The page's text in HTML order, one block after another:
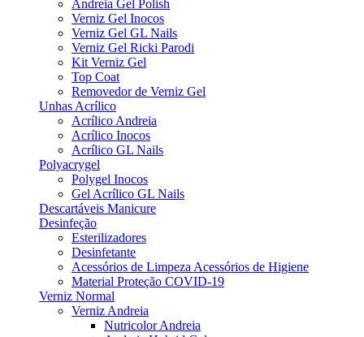
Andreia Gel Polish
Verniz Gel Inocos
Verniz Gel GL Nails
Verniz Gel Ricki Parodi
Kit Verniz Gel
Top Coat
Removedor de Verniz Gel
Unhas Acrílico
Acrílico Andreia
Acrílico Inocos
Acrílico GL Nails
Polyacrygel
Polygel Inocos
Gel Acrílico GL Nails
Descartáveis Manicure
Desinfeção
Esterilizadores
Desinfetante
Acessórios de Limpeza Acessórios de Higiene
Material Proteção COVID-19
Verniz Normal
Verniz Andreia
Nutricolor Andreia